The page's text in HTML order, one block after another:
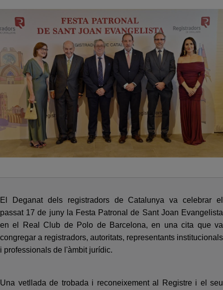
El Deganat dels registradors de Catalunya va celebrar el
passat 17 de juny la Festa Patronal de Sant Joan Evangelista
en el Real Club de Polo de Barcelona, en una cita que va
congregar a registradors, autoritats, representants institucionals
i professionals de l'àmbit jurídic.
Una vetllada de trobada i reconeixement al Registre i el seu